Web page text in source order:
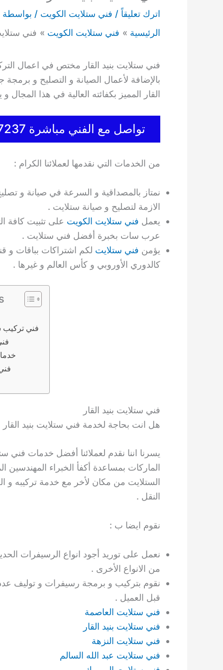
اترك تعليقاً / فني ستلايت الكويت / بواسطة
الرئيسية
فني ستلايت الكويت فني ستلايت بنيد
فني ستلايت بنيد القار مختص في اعمال
بالإضافة لأعمال الصيانة و التصليح و
القار المميز بكفائته العالية في هذا
تواصل مع الفني مباشرة 55557237
من الخدمات التي نقدمها لعملائنا الكرام :
نمتاز بالمصداقية و السرعة في صيانة و
الازمة لتصليح و صيانة ستلايت .
يعمل فني ستلايت الكويت على تثبيت كافة
عرب سات بخبرة أفضل فني ستلايت .
يؤمن فني ستلايت لكم اشتراكات بباقات و
كالدوري الأوروبي و كأس العالم و غيرها .
فني تركيب
فني ستلايت بنيد القار
هل انت بحاجة لخدمة فني ستلايت بنيد القار
يسرنا اننا نقدم لعملائنا أفضل خدمات فني
الماركات بمساعدة أكفأ الخبراء
الستلايت من مكان لأخر مع خدمة تركيبه
النقل .
نقوم ايضا ب :
نعمل على توريد أجود انواع الرسيفرات
من الانواع الأخرى .
نقوم بتركيب و برمجة رسيفرات و توليف
قبل العميل .
فني ستلايت العاصمة
فني ستلايت بنيد القار
فني ستلايت النزهة
فني ستلايت عبد الله السالم